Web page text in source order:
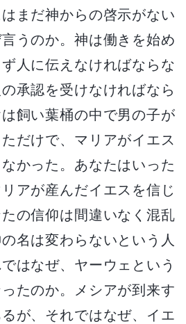
まだ神からの啓示がない
うのか。神は働きを始め
人に伝えなければならな
承認を受けなければなら
飼い葉桶の中で男の子が
だけで、マリアがイエス
かった。あなたはいった
アが産んだイエスを信じ
の信仰は間違いなく混乱
名は変わらないという人
はなぜ、ヤーウェという
たのか。メシアが到来す
が、それではなぜ、イエ